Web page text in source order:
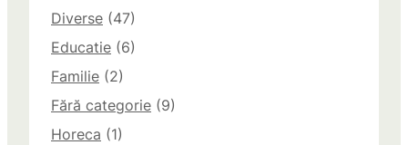
Diverse (47)
Educatie (6)
Familie (2)
Fără categorie (9)
Horeca (1)